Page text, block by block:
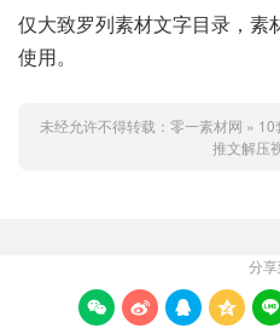
仅大致罗列素材文字目录，素
使用。
未经允许不得转载： 零一素材网 » 10
推文解压
分
    